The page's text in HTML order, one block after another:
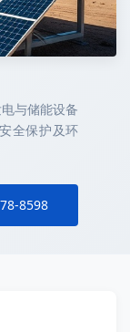
与储能设备
全保护及环
8598